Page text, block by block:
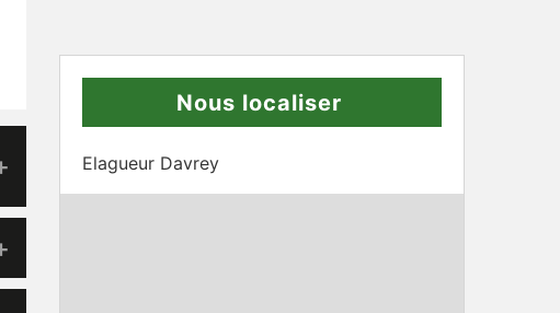
Nous localiser
Elagueur Davrey